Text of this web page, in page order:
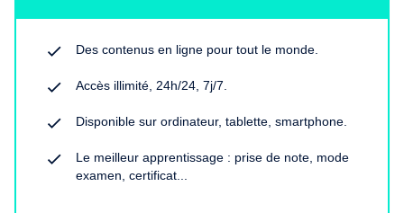
Des contenus en ligne pour tout le monde.
Accès illimité, 24h/24, 7j/7.
Disponible sur ordinateur, tablette, smartphone.
Le meilleur apprentissage : prise de note, mode
examen, certificat...